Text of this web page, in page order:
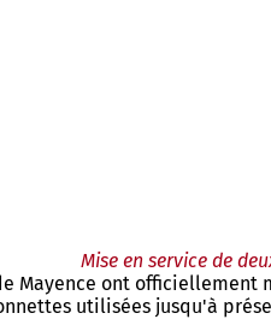
Mise en service de
Mayence ont
utilisées jusqu'à